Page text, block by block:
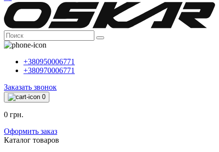
+380950006771
+380970006771
Заказать звонок
0
0 грн.
Оформить заказ
Каталог товаров